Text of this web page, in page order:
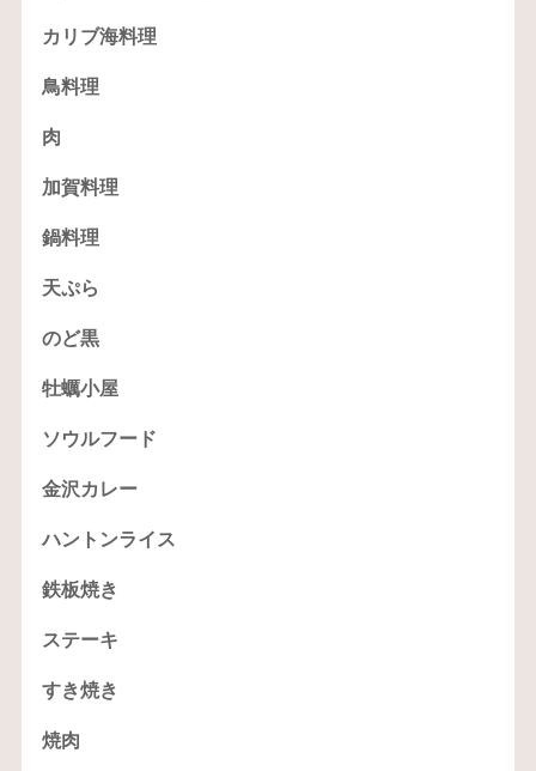
カリブ海料理
鳥料理
肉
加賀料理
鍋料理
天ぷら
のど黒
牡蠣小屋
ソウルフード
金沢カレー
ハントンライス
鉄板焼き
ステーキ
すき焼き
焼肉